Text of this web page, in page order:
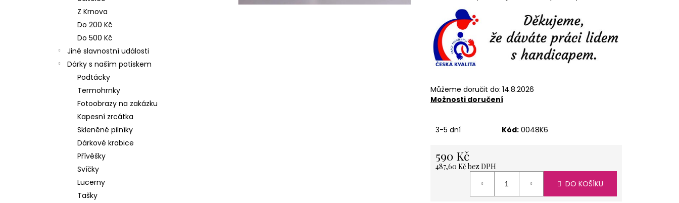
Z Krnova
Do 200 Kč
Do 500 Kč
Jiné slavnostní události
Dárky s naším potiskem
Podtácky
Termohrnky
Fotoobrazy na zakázku
Kapesní zrcátka
Skleněné pilníky
Dárkové krabice
Přívěšky
Svíčky
Lucerny
Tašky
Můžeme doručit do: 14.8.2026
Možnosti doručení
3-5 dní Kód: 0048K6
590 Kč
487,60 Kč bez DPH
DO KOŠÍKU
NEREZOVÁ LŽIČKA - NA ZAKÁZKU 17
KARTONOVÁ STŘÍŽ 1 KG